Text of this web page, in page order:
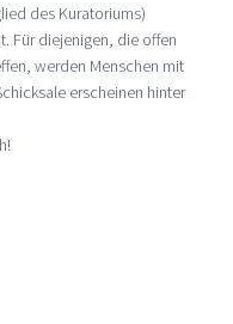
des Kuratoriums)
Für diejenigen, die offen
werden Menschen mit
erscheinen hinter